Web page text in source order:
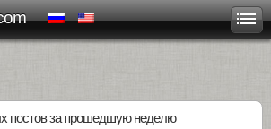
постов за прошедшую неделю